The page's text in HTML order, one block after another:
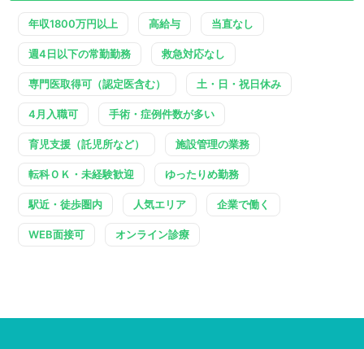
年収1800万円以上 高給与 当直なし
週4日以下の常勤勤務 救急対応なし
専門医取得可（認定医含む） 土・日・祝日休み
4月入職可 手術・症例件数が多い
育児支援（託児所など） 施設管理の業務
転科ＯＫ・未経験歓迎 ゆったりめ勤務
駅近・徒歩圏内 人気エリア 企業で働く
WEB面接可 オンライン診療